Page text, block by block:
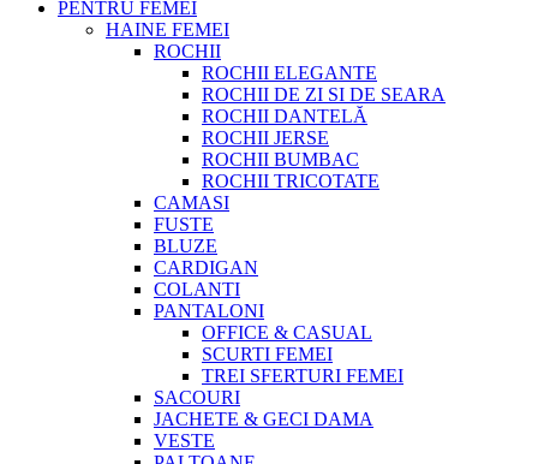
PENTRU FEMEI
HAINE FEMEI
ROCHII
ROCHII ELEGANTE
ROCHII DE ZI SI DE SEARA
ROCHII DANTELĂ
ROCHII JERSE
ROCHII BUMBAC
ROCHII TRICOTATE
CAMASI
FUSTE
BLUZE
CARDIGAN
COLANTI
PANTALONI
OFFICE & CASUAL
SCURTI FEMEI
TREI SFERTURI FEMEI
SACOURI
JACHETE & GECI DAMA
VESTE